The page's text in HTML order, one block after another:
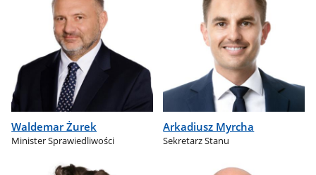
Waldemar Żurek
Minister Sprawiedliwości
Arkadiusz Myrcha
Sekretarz Stanu